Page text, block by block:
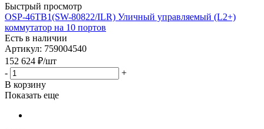
Быстрый просмотр
OSP-46TB1(SW-80822/ILR) Уличный управляемый (L2+)
коммутатор на 10 портов
Есть в наличии
Артикул: 759004540
152 624 ₽/шт
-
+
В корзину
Показать еще